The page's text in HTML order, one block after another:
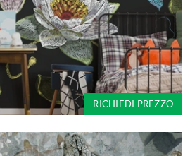
RICHIEDI PREZZO